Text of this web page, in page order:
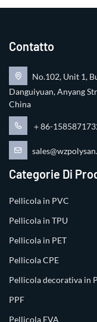
Contatto
No.102, Unit 1,
Danguiyuan, Anyang
China
＋86-
Categorie Di
Pellicola in PVC
Pellicola in TPU
Pellicola in PET
Pellicola CPE
Pellicola decorativa in
PPF
Pellicola EVA